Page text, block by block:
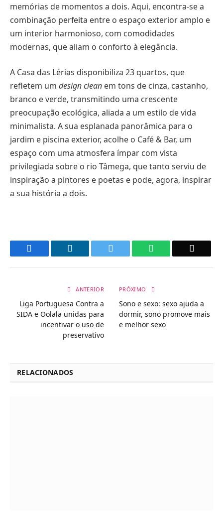
memórias de momentos a dois. Aqui, encontra-se a
combinação perfeita entre o espaço exterior amplo e
um interior harmonioso, com comodidades
modernas, que aliam o conforto à elegância.
A Casa das Lérias disponibiliza 23 quartos, que
refletem um design clean em tons de cinza, castanho,
branco e verde, transmitindo uma crescente
preocupação ecológica, aliada a um estilo de vida
minimalista. A sua esplanada panorâmica para o
jardim e piscina exterior, acolhe o Café & Bar, um
espaço com uma atmosfera ímpar com vista
privilegiada sobre o rio Tâmega, que tanto serviu de
inspiração a pintores e poetas e pode, agora, inspirar
a sua história a dois.
WhatsApp
ANTERIOR
Liga Portuguesa Contra a
SIDA e Oolala unidas para
incentivar o uso de
preservativo
PRÓXIMO
Sono e sexo: sexo ajuda a
dormir, sono promove mais
e melhor sexo
RELACIONADOS